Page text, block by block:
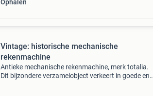
Ophalen
Vintage: historische mechanische
rekenmachine
Antieke mechanische rekenmachine, merk totalia.
Dit bijzondere verzamelobject verkeert in goede en